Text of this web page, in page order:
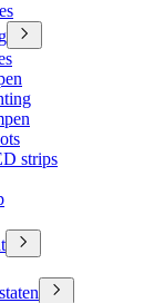
strips